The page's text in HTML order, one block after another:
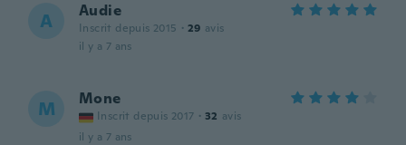
A Audie
Inscrit depuis 2015 · 29 avis
il y a 7 ans
M Mone
Inscrit depuis 2017 · 32 avis
il y a 7 ans